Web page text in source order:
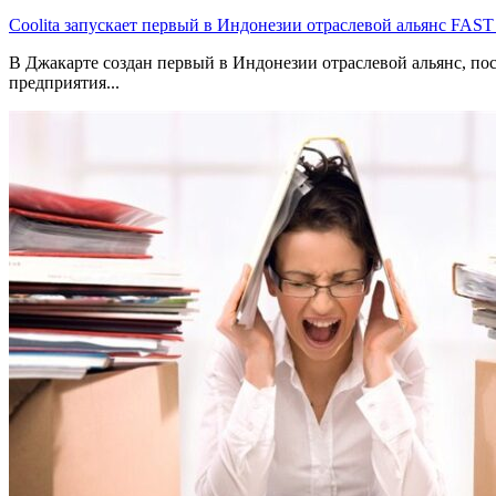
Coolita запускает первый в Индонезии отраслевой альянс
В Джакарте создан первый в Индонезии отраслевой альянс,
предприятия...